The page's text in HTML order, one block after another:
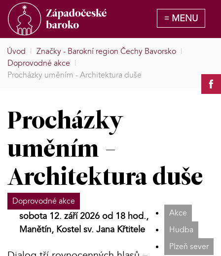
Úvod | Značky - Barokní region Čechy Bavorsko |
Doprovodné akce |
Procházky uměním - Architektura duše
Procházky
uměním -
Architektura duše
Doprovodné akce
Akce
Hudba
Plzeň sever
sobota 12. září 2026 od 18 hod.,
Manětín, Kostel sv. Jana Křtitele